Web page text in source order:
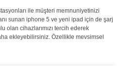
ile müşteri memnuniyetinizi
sunan iphone 5 ve yeni ipad için de şarj
olan cihazlarımızı tercih ederek
ekleyebilirsiniz. Özellikle mevsimsel